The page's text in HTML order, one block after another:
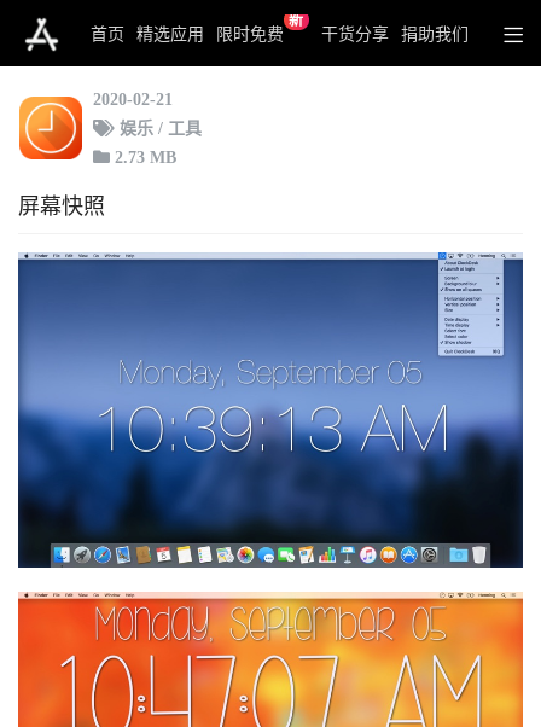
首页 精选应用 限时免费
新
干货分享 捐助我们
ClockDesk
2020-02-21
娱乐 / 工具
2.73 MB
屏幕快照